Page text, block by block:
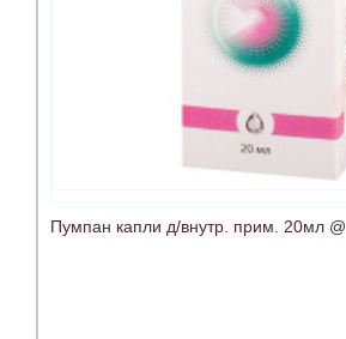
Пумпан капли д/внутр. прим. 20мл @